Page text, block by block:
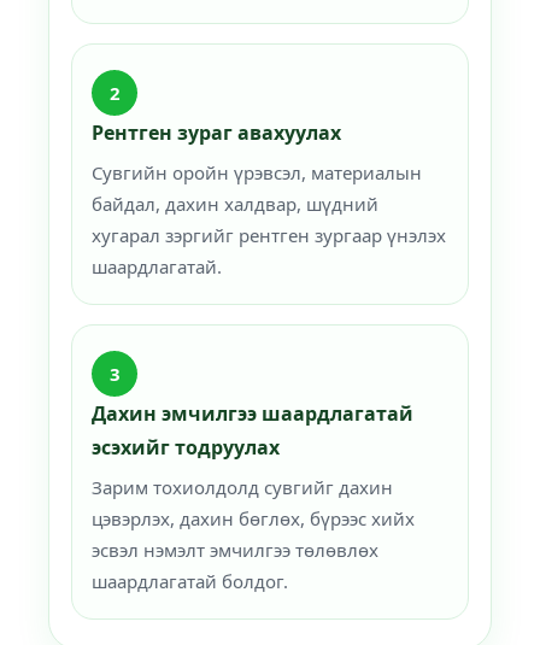
2
Рентген зураг авахуулах
Сувгийн оройн үрэвсэл, материалын
байдал, дахин халдвар, шүдний
хугарал зэргийг рентген зургаар үнэлэх
шаардлагатай.
3
Дахин эмчилгээ шаардлагатай
эсэхийг тодруулах
Зарим тохиолдолд сувгийг дахин
цэвэрлэх, дахин бөглөх, бүрээс хийх
эсвэл нэмэлт эмчилгээ төлөвлөх
шаардлагатай болдог.